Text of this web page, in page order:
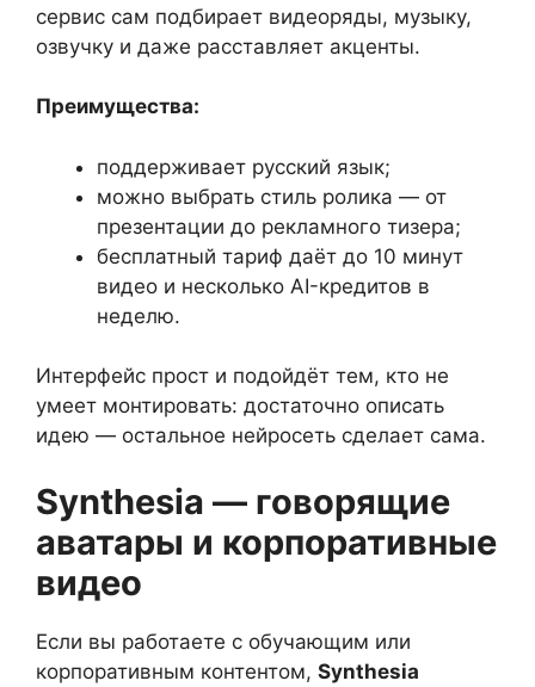
сервис сам подбирает видеоряды, музыку,
озвучку и даже расставляет акценты.
Преимущества:
поддерживает русский язык;
можно выбрать стиль ролика — от
презентации до рекламного тизера;
бесплатный тариф даёт до 10 минут
видео и несколько AI-кредитов в
неделю.
Интерфейс прост и подойдёт тем, кто не
умеет монтировать: достаточно описать
идею — остальное нейросеть сделает сама.
Synthesia — говорящие
аватары и корпоративные
видео
Если вы работаете с обучающим или
корпоративным контентом, Synthesia